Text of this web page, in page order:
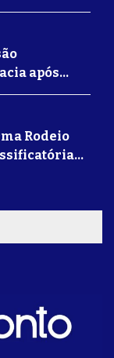
após
em
Rodeio